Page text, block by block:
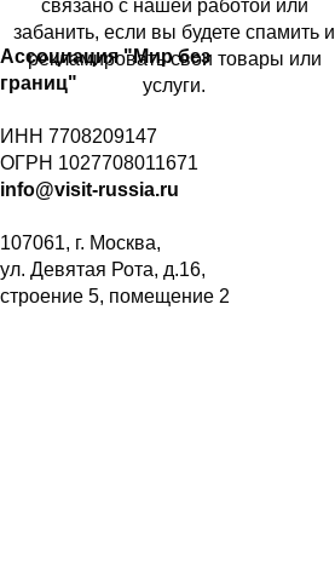
связано с нашей работой или
забанить, если вы будете спамить и
рекламировать свои товары или
услуги.
Ассоциация "Мир без
границ"
ИНН 7708209147
ОГРН 1027708011671
info@visit-russia.ru
107061, г. Москва,
ул. Девятая Рота, д.16,
строение 5, помещение 2